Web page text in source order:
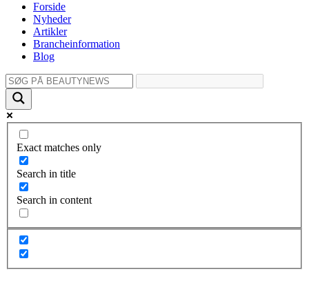
Forside
Nyheder
Artikler
Brancheinformation
Blog
Exact matches only
Search in title
Search in content